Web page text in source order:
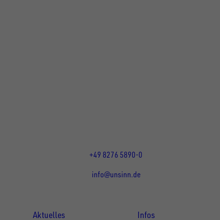
+49 8276 5890-0
info@unsinn.de
Aktuelles Infos